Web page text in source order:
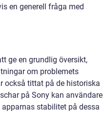
en generell fråga med
ge en grundlig översikt,
om problemets
också tittat på de historiska
på Sony kan användare
stabilitet på dessa